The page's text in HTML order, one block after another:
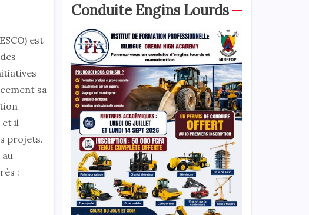
est
sa
et il
projets.
:
Conduite Engins Lourds